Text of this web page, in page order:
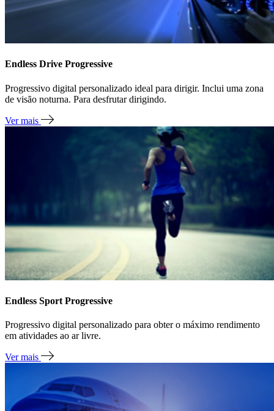
Endless Drive Progressive
Progressivo digital personalizado ideal para dirigir. Inclui uma zona
de visão noturna. Para desfrutar dirigindo.
Ver mais
Endless Sport Progressive
Progressivo digital personalizado para obter o máximo rendimento
em atividades ao ar livre.
Ver mais